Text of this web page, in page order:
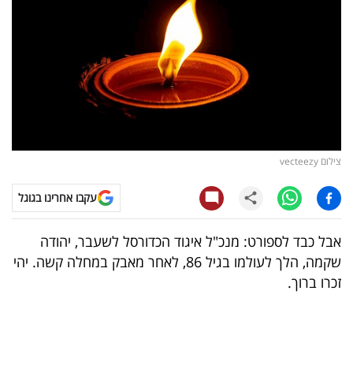
קריפטו
ויראלי
טלוויזיה
עסקי
ספורט
צילום vecteezy
עקבו אחרינו בגוגל
אבל כבד לספורט: מנכ"ל איגוד הכדורסל לשעבר, יהודה
שקמה, הלך לעולמו בגיל 86, לאחר מאבק במחלה קשה. יהי
זכרו ברוך.